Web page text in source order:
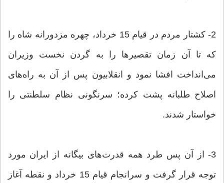
2- کشتار مردم در قیام 15 خرداد، چهره مزدورانه شاه را
که تا آن زمان تقصیرها را به گردن نخست وزیران
می‌انداخت افشا نمود و انقلابیون پس از آن به راه‌های
اصلاح طلبانه پشت کرده؛ سرنگونی نظام سلطنتی را
خواستار شدند.
3- از آن پس طرد همه قدرت‌های بیگانه از ایران مورد
توجه قرار گرفت و سرانجام قیام 15 خرداد و نقطه آغاز